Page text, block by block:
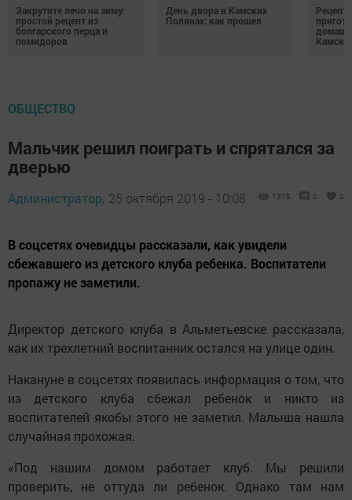
Закрутите лечо на зиму:
простой рецепт из
болгарского перца и
помидоров
День двора в Камских
Полянах: как прошел
ОБЩЕСТВО
Мальчик решил поиграть и спрятался за
дверью
Администратор, 25 октября 2019 - 10:08 1319 0 0
В соцсетях очевидцы рассказали, как увидели
сбежавшего из детского клуба ребенка. Воспитатели
пропажу не заметили.
Директор детского клуба в Альметьевске рассказала,
как их трехлетний воспитанник остался на улице один.
Накануне в соцсетях появилась информация о том, что
из детского клуба сбежал ребенок и никто из
воспитателей якобы этого не заметил. Малыша нашла
случайная прохожая.
«Под нашим домом работает клуб. Мы решили
проверить, не оттуда ли ребенок. Однако там нам